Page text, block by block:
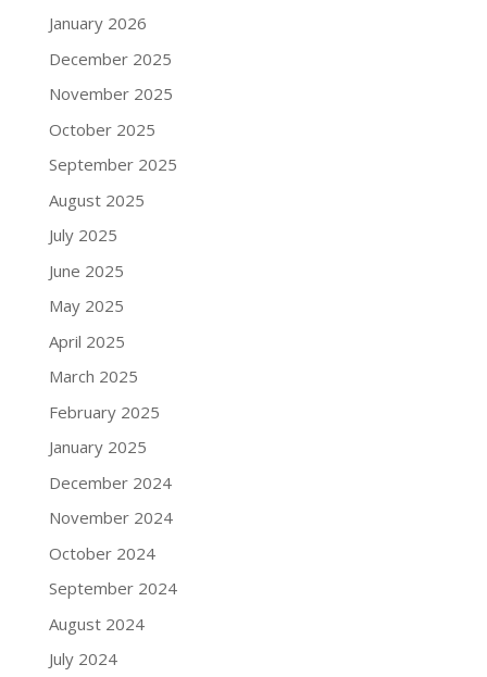
January 2026
December 2025
November 2025
October 2025
September 2025
August 2025
July 2025
June 2025
May 2025
April 2025
March 2025
February 2025
January 2025
December 2024
November 2024
October 2024
September 2024
August 2024
July 2024